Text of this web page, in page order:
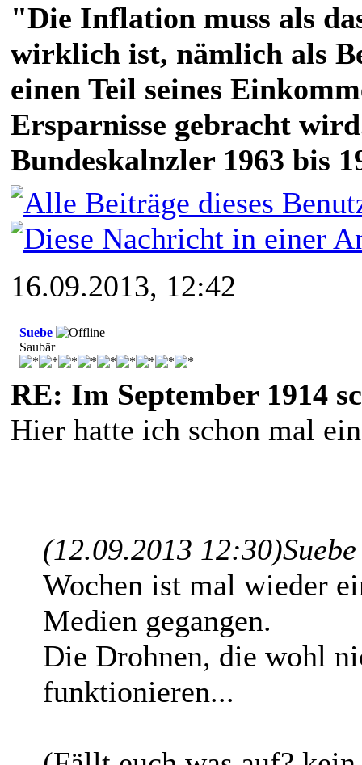
"Die Inflation muss als
wirklich ist, nämlich als
einen Teil seines
Ersparnisse gebracht
Bundeskalnzler 1963 bis
16.09.2013, 12:42
Suebe
Saubär
RE: Im September 1914
Hier hatte ich schon mal
(12.09.2013 12:30)
Wochen ist mal wieder
Medien gegangen.
Die Drohnen, die wohl
funktionieren...